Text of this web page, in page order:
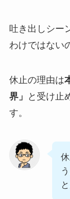
吐き出しシー
わけではない
休止の理由は
界」
と受け止
す。